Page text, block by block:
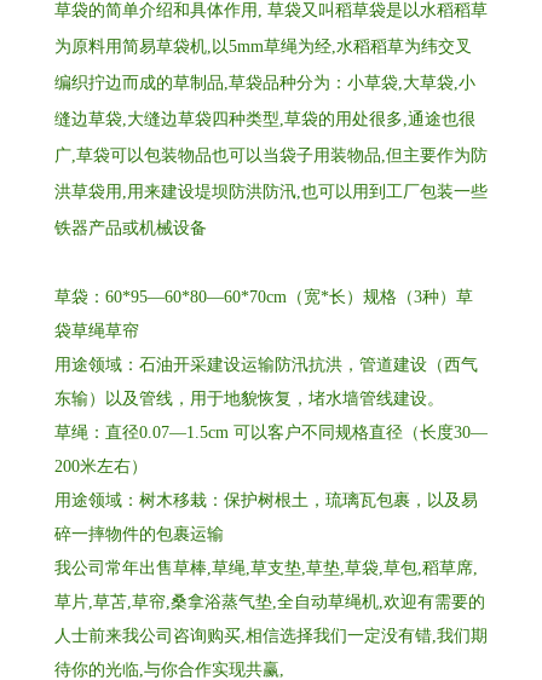
草袋的简单介绍和具体作用, 草袋又叫稻草袋是以水稻稻草
为原料用简易草袋机,以5mm草绳为经,水稻稻草为纬交叉
编织拧边而成的草制品,草袋品种分为：小草袋,大草袋,小
缝边草袋,大缝边草袋四种类型,草袋的用处很多,通途也很
广,草袋可以包装物品也可以当袋子用装物品,但主要作为防
洪草袋用,用来建设堤坝防洪防汛,也可以用到工厂包装一些
铁器产品或机械设备
草袋：60*95—60*80—60*70cm（宽*长）规格（3种）草
袋草绳草帘
用途领域：石油开采建设运输防汛抗洪，管道建设（西气
东输）以及管线，用于地貌恢复，堵水墙管线建设。
草绳：直径0.07—1.5cm 可以客户不同规格直径（长度30—
200米左右）
用途领域：树木移栽：保护树根土，琉璃瓦包裹，以及易
碎一摔物件的包裹运输
我公司常年出售草棒,草绳,草支垫,草垫,草袋,草包,稻草席,
草片,草苫,草帘,桑拿浴蒸气垫,全自动草绳机,欢迎有需要的
人士前来我公司咨询购买,相信选择我们一定没有错,我们期
待你的光临,与你合作实现共赢,